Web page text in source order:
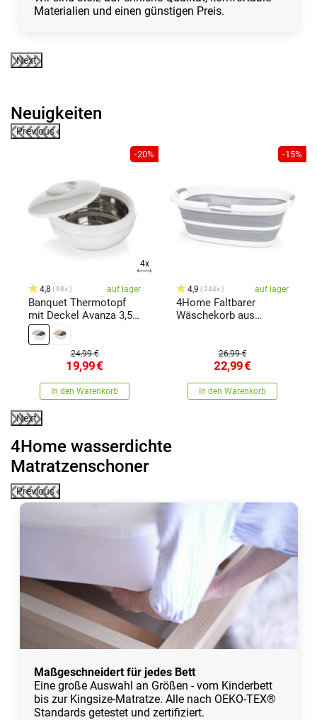
Materialien und einen günstigen Preis.
Next
Neuigkeiten
Previous
-20%
4x
4,8 88x auf lager
Banquet Thermotopf
mit Deckel Avanza 3,5 l,
24,99 €
19,99€
In den Warenkorb
-15%
4,9 244x auf lager
4Home Faltbarer
Wäschekorb aus
26,99 €
22,99€
In den Warenkorb
Next
4Home wasserdichte
Matratzenschoner
Previous
Maßgeschneidert für jedes Bett
Eine große Auswahl an Größen - vom Kinderbett
bis zur Kingsize-Matratze. Alle nach OEKO-TEX®
Standards getestet und zertifiziert.